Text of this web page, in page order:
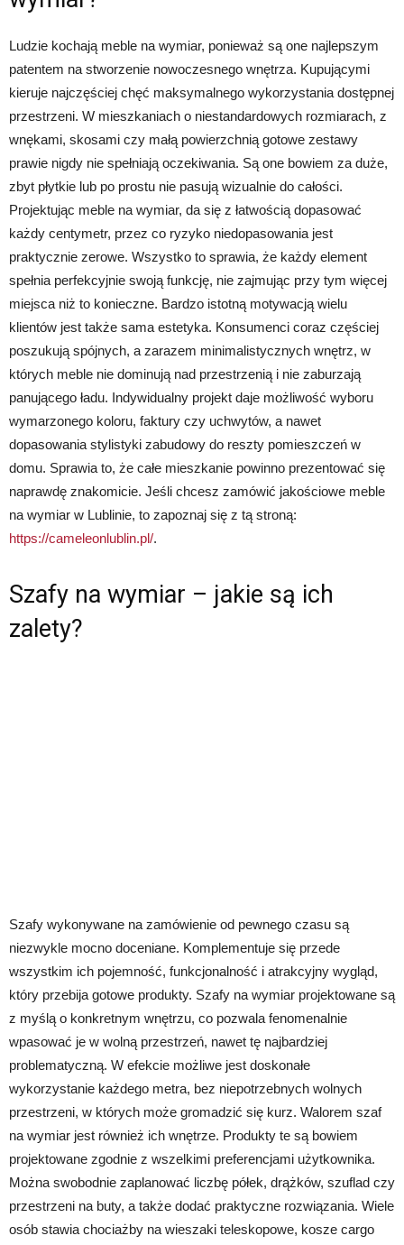
Ludzie kochają meble na wymiar, ponieważ są one najlepszym
patentem na stworzenie nowoczesnego wnętrza. Kupującymi
kieruje najczęściej chęć maksymalnego wykorzystania dostępnej
przestrzeni. W mieszkaniach o niestandardowych rozmiarach, z
wnękami, skosami czy małą powierzchnią gotowe zestawy
prawie nigdy nie spełniają oczekiwania. Są one bowiem za duże,
zbyt płytkie lub po prostu nie pasują wizualnie do całości.
Projektując meble na wymiar, da się z łatwością dopasować
każdy centymetr, przez co ryzyko niedopasowania jest
praktycznie zerowe. Wszystko to sprawia, że każdy element
spełnia perfekcyjnie swoją funkcję, nie zajmując przy tym więcej
miejsca niż to konieczne. Bardzo istotną motywacją wielu
klientów jest także sama estetyka. Konsumenci coraz częściej
poszukują spójnych, a zarazem minimalistycznych wnętrz, w
których meble nie dominują nad przestrzenią i nie zaburzają
panującego ładu. Indywidualny projekt daje możliwość wyboru
wymarzonego koloru, faktury czy uchwytów, a nawet
dopasowania stylistyki zabudowy do reszty pomieszczeń w
domu. Sprawia to, że całe mieszkanie powinno prezentować się
naprawdę znakomicie. Jeśli chcesz zamówić jakościowe meble
na wymiar w Lublinie, to zapoznaj się z tą stroną:
https://cameleonlublin.pl/.
Szafy na wymiar – jakie są ich
zalety?
Szafy wykonywane na zamówienie od pewnego czasu są
niezwykle mocno doceniane. Komplementuje się przede
wszystkim ich pojemność, funkcjonalność i atrakcyjny wygląd,
który przebija gotowe produkty. Szafy na wymiar projektowane są
z myślą o konkretnym wnętrzu, co pozwala fenomenalnie
wpasować je w wolną przestrzeń, nawet tę najbardziej
problematyczną. W efekcie możliwe jest doskonałe
wykorzystanie każdego metra, bez niepotrzebnych wolnych
przestrzeni, w których może gromadzić się kurz. Walorem szaf
na wymiar jest również ich wnętrze. Produkty te są bowiem
projektowane zgodnie z wszelkimi preferencjami użytkownika.
Można swobodnie zaplanować liczbę półek, drążków, szuflad czy
przestrzeni na buty, a także dodać praktyczne rozwiązania. Wiele
osób stawia chociażby na wieszaki teleskopowe, kosze cargo